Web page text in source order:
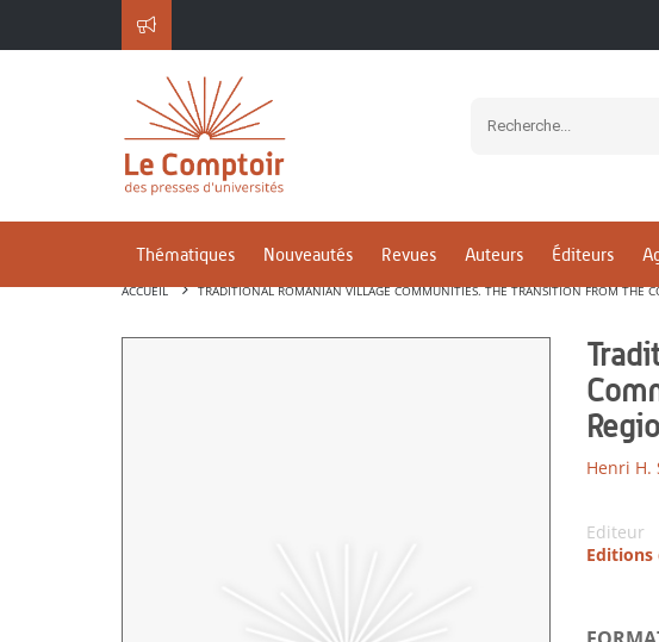
Thématiques Nouveautés Revues Auteurs Éditeurs
ACCUEIL TRADITIONAL ROMANIAN VILLAGE COMMUNITIES. THE TRANSITION FROM THE
Henri H.
Editeur
Editions